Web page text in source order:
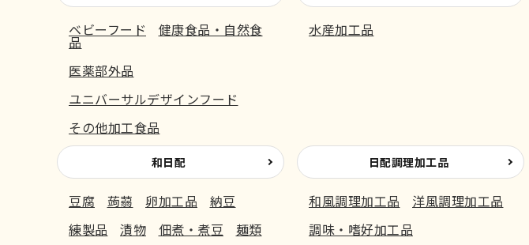
ベビーフード 健康食品・自然食
品
医薬部外品
ユニバーサルデザインフード
その他加工食品
水産加工品
和日配
豆腐 蒟蒻 卵加工品
納豆
練製品
漬物 佃煮・煮豆 麺類
日配調理加工品
和風調理加工品
洋風調理加工品
調味・嗜好加工品